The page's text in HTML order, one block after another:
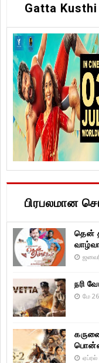
Gatta Kusthi
பிரபலமான
தென்
நரி
மே
ஏப்ரல்